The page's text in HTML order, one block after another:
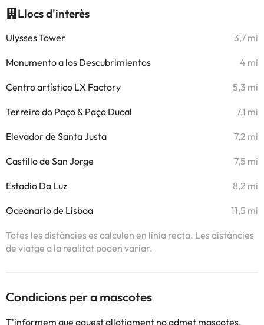
Llocs d'interès
Ulysses Tower 3,7 mi
Monumento a los Descubrimientos 4 mi
Centro artístico LX Factory 5,3 mi
Terreiro do Paço & Paço Ducal 7,1 mi
Elevador de Santa Justa 7,2 mi
Castillo de San Jorge 7,5 mi
Estadio Da Luz 8,2 mi
Oceanario de Lisboa 11,5 mi
Totes les distàncies es calculen en línia recta. Les distàncies
de viatge a la realitat poden variar.
Condicions per a mascotes
T'informem que aquest allotjament no admet mascotes.